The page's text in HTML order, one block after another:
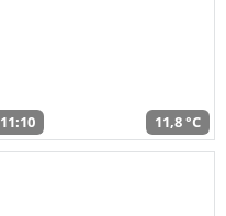
11:10 11,8 °C